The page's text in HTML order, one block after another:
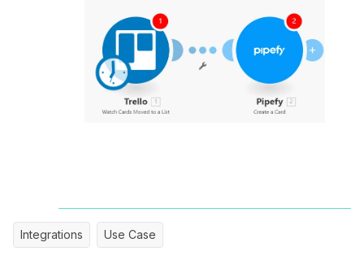
Integrations Use Case